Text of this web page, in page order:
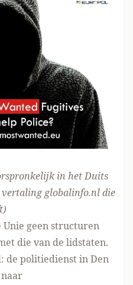
in het Duits
vertaling globalinfo.nl die
)
Unie geen structuren
die van de lidstaten.
de politiedienst in Den